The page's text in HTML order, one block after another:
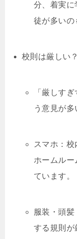
分、着実に
徒が多いの
校則は厳しい
「厳しす
う意見が多
スマホ：
ホームルー
ています。
服装・頭
する規則が